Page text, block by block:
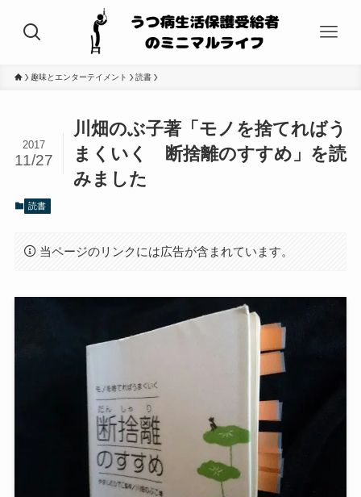
趣味とエンターテイメント 読書
川畑のぶ子著「モノを捨てればう
まくいく 断捨離のすすめ」を読
みました
2017
11/27
読書
当ページのリンクには広告が含まれています。